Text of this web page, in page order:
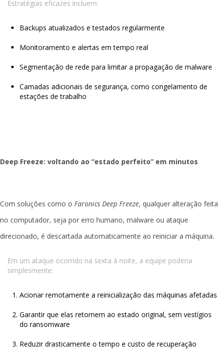
Estratégias eficazes incluem:
Backups atualizados e testados regularmente
Monitoramento e alertas em tempo real
Segmentação de rede para limitar a propagação de malware
Camadas adicionais de segurança, como congelamento de
estações de trabalho
Deep Freeze: voltando ao “estado perfeito” em minutos
Com soluções como o Faronics Deep Freeze, qualquer alteração feita
no computador, seja por erro humano, malware ou ataque
direcionado, é descartada automaticamente ao reiniciar a máquina.
Em um ataque ocorrido na sexta à noite, a equipe poderia
simplesmente:
Acionar remotamente a reinicialização das máquinas afetadas
Garantir que elas retornem ao estado original, sem vestígios
do ransomware
Reduzir drasticamente o tempo e custo de recuperação